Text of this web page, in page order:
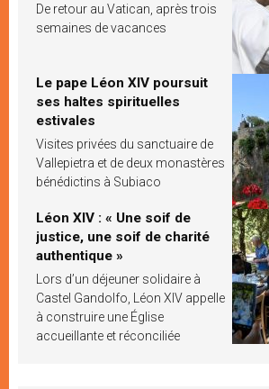
De retour au Vatican, après trois
semaines de vacances
Le pape Léon XIV poursuit
ses haltes spirituelles
estivales
Visites privées du sanctuaire de
Vallepietra et de deux monastères
bénédictins à Subiaco
Léon XIV : « Une soif de
justice, une soif de charité
authentique »
Lors d’un déjeuner solidaire à
Castel Gandolfo, Léon XIV appelle
à construire une Église
accueillante et réconciliée